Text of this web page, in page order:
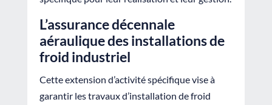
L’assurance décennale
aéraulique des installations de
froid industriel
Cette extension d’activité spécifique vise à
garantir les travaux d’installation de froid